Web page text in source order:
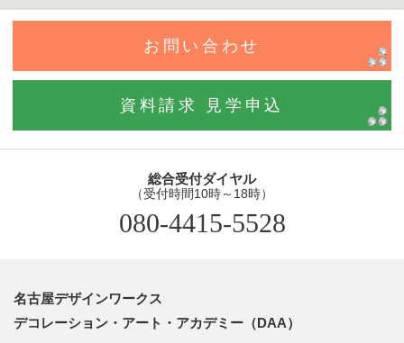
お問い合わせ
資料請求 見学申込
総合受付ダイヤル
（受付時間10時～18時）
080-4415-5528
名古屋デザインワークス
デコレーション・アート・アカデミー（DAA）